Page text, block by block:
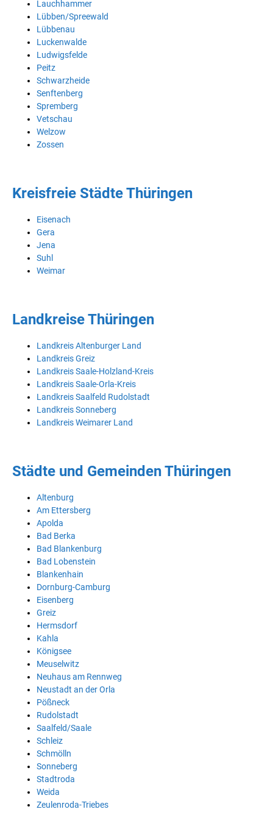
Lauchhammer
Lübben/Spreewald
Lübbenau
Luckenwalde
Ludwigsfelde
Peitz
Schwarzheide
Senftenberg
Spremberg
Vetschau
Welzow
Zossen
Kreisfreie Städte Thüringen
Eisenach
Gera
Jena
Suhl
Weimar
Landkreise Thüringen
Landkreis Altenburger Land
Landkreis Greiz
Landkreis Saale-Holzland-Kreis
Landkreis Saale-Orla-Kreis
Landkreis Saalfeld Rudolstadt
Landkreis Sonneberg
Landkreis Weimarer Land
Städte und Gemeinden Thüringen
Altenburg
Am Ettersberg
Apolda
Bad Berka
Bad Blankenburg
Bad Lobenstein
Blankenhain
Dornburg-Camburg
Eisenberg
Greiz
Hermsdorf
Kahla
Königsee
Meuselwitz
Neuhaus am Rennweg
Neustadt an der Orla
Pößneck
Rudolstadt
Saalfeld/Saale
Schleiz
Schmölln
Sonneberg
Stadtroda
Weida
Zeulenroda-Triebes